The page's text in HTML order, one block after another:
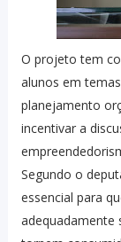
O projeto tem
alunos em
planejamento
incentivar a
Segundo o
essencial para
adequadamente